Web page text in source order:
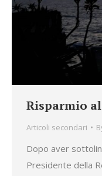
Risparmio
Articoli secondari
Dopo aver
Presidente della